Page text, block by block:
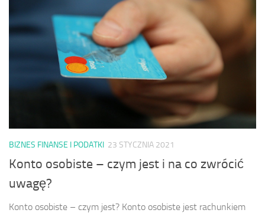
BIZNES FINANSE I PODATKI 23 STYCZNIA 2021
Konto osobiste – czym jest i na co zwrócić
uwagę?
Konto osobiste – czym jest? Konto osobiste jest rachunkiem